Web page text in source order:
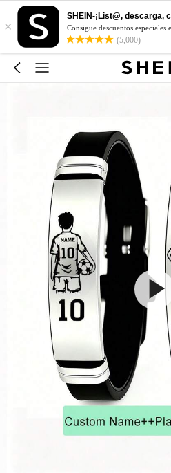
×
SHEIN-¡List@, descarga,
Consigue descuentos
(5,000)